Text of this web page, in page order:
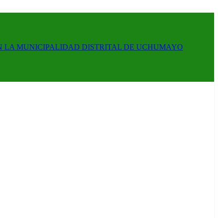
LA MUNICIPALIDAD DISTRITAL DE UCHUMAYO